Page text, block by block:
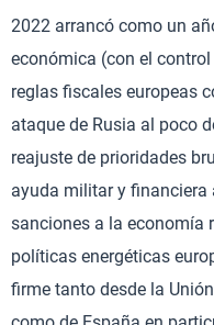
2022 arrancó como un
económica (con el
reglas fiscales europeas
ataque de Rusia al poco
reajuste de prioridades
ayuda militar y financiera
sanciones a la economía
políticas energéticas
firme tanto desde la